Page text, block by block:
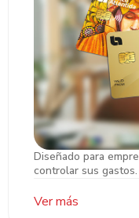
Tarjetas de
Diseñado para
controlar sus gastos.
Ver más